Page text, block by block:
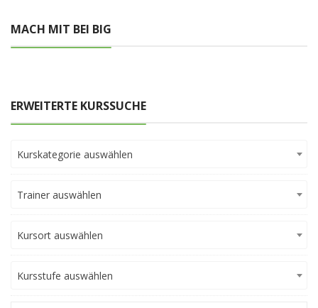
MACH MIT BEI BIG
ERWEITERTE KURSSUCHE
Kurskategorie auswählen
Trainer auswählen
Kursort auswählen
Kursstufe auswählen